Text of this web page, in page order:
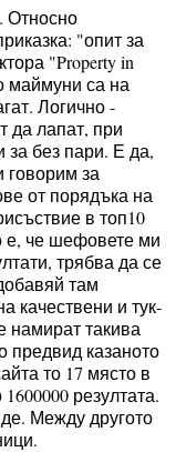
Относно
"опит за
"Property in
маймуни са на
Логично -
да лапат, при
без пари. Е да,
за
от порядъка на
в топ10
е, че шефовете ми
трябва да се
там
качествени и тук-
намират такива
предвид казаното
то 17 място в
резултата.
Между другото